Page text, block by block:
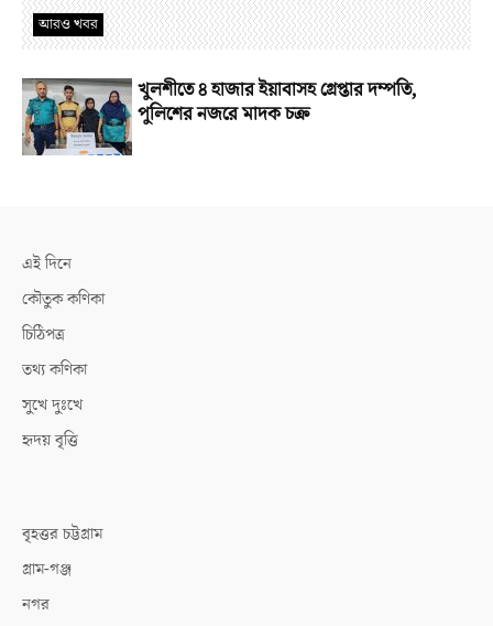
আরও খবর
খুলশীতে ৪ হাজার ইয়াবাসহ গ্রেপ্তার দম্পতি,
পুলিশের নজরে মাদক চক্র
এই দিনে
কৌতুক কণিকা
চিঠিপত্র
তথ্য কণিকা
সুখে দুঃখে
হৃদয় বৃত্তি
বৃহত্তর চট্টগ্রাম
গ্রাম-গঞ্জ
নগর